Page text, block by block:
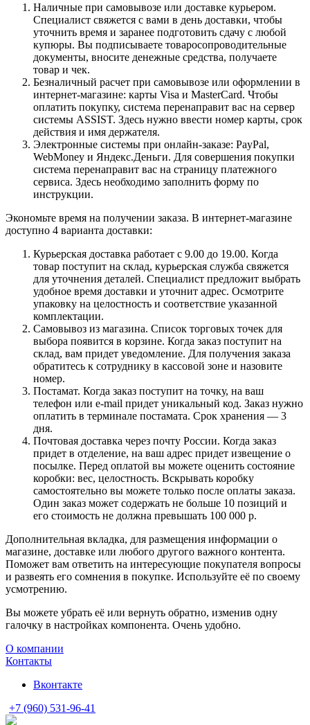
Наличные при самовывозе или доставке курьером.
Специалист свяжется с вами в день доставки, чтобы
уточнить время и заранее подготовить сдачу с любой
купюры. Вы подписываете товаросопроводительные
документы, вносите денежные средства, получаете
товар и чек.
Безналичный расчет при самовывозе или оформлении в
интернет-магазине: карты Visa и MasterCard. Чтобы
оплатить покупку, система перенаправит вас на сервер
системы ASSIST. Здесь нужно ввести номер карты, срок
действия и имя держателя.
Электронные системы при онлайн-заказе: PayPal,
WebMoney и Яндекс.Деньги. Для совершения покупки
система перенаправит вас на страницу платежного
сервиса. Здесь необходимо заполнить форму по
инструкции.
Экономьте время на получении заказа. В интернет-магазине
доступно 4 варианта доставки:
Курьерская доставка работает с 9.00 до 19.00. Когда
товар поступит на склад, курьерская служба свяжется
для уточнения деталей. Специалист предложит выбрать
удобное время доставки и уточнит адрес. Осмотрите
упаковку на целостность и соответствие указанной
комплектации.
Самовывоз из магазина. Список торговых точек для
выбора появится в корзине. Когда заказ поступит на
склад, вам придет уведомление. Для получения заказа
обратитесь к сотруднику в кассовой зоне и назовите
номер.
Постамат. Когда заказ поступит на точку, на ваш
телефон или e-mail придет уникальный код. Заказ нужно
оплатить в терминале постамата. Срок хранения — 3
дня.
Почтовая доставка через почту России. Когда заказ
придет в отделение, на ваш адрес придет извещение о
посылке. Перед оплатой вы можете оценить состояние
коробки: вес, целостность. Вскрывать коробку
самостоятельно вы можете только после оплаты заказа.
Один заказ может содержать не больше 10 позиций и
его стоимость не должна превышать 100 000 р.
Дополнительная вкладка, для размещения информации о
магазине, доставке или любого другого важного контента.
Поможет вам ответить на интересующие покупателя вопросы
и развеять его сомнения в покупке. Используйте её по своему
усмотрению.
Вы можете убрать её или вернуть обратно, изменив одну
галочку в настройках компонента. Очень удобно.
О компании
Контакты
Вконтакте
+7 (960) 531-96-41